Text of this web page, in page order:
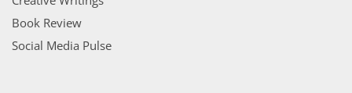
Book Review
Social Media Pulse